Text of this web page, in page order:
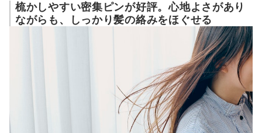
梳かしやすい密集ピンが好評。心地よさがあり
ながらも、しっかり髪の絡みをほぐせる